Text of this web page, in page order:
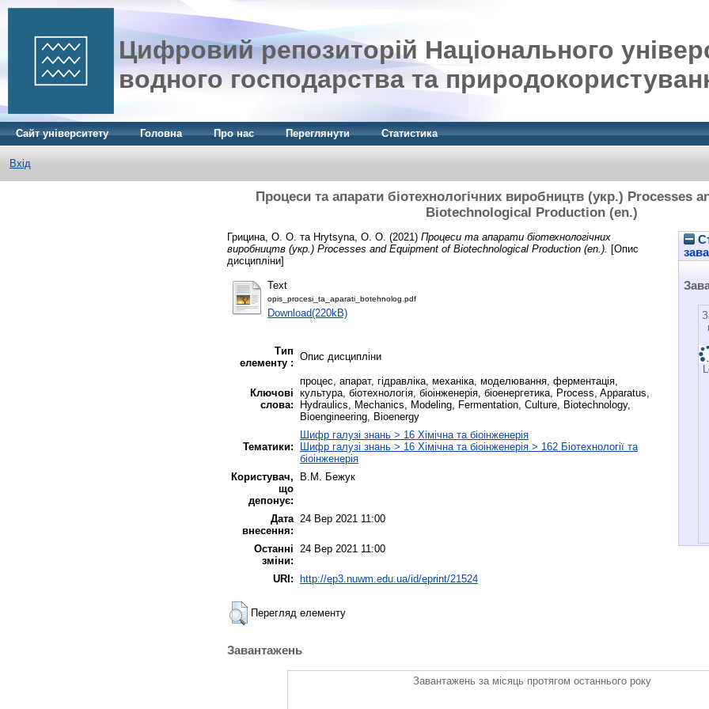
Цифровий репозиторій Національного
водного господарства та
Сайт університету Головна Про нас Переглянути Статистика
Вхід
Процеси та апарати біотехнологічних виробництв (укр.) Processes
Biotechnological Production (en.)
Грицина, О. О. та Hrytsyna, O. O. (2021) Процеси та апарати біотехнологічних
виробництв (укр.) Processes and Equipment of Biotechnological Production (en.).
[Опис
дисципліни]
Text
opis_procesi_ta_aparati_botehnolog.pdf
Download(220kB)
Тип
елементу :
Опис дисципліни
Ключові
слова:
процес, апарат, гідравліка, механіка, моделювання, ферментація,
культура, біотехнологія, біоінженерія, біоенергетика, Process, Apparatus,
Hydraulics, Mechanics, Modeling, Fermentation, Culture, Biotechnology,
Bioengineering, Bioenergy
Тематики:
Шифр галузі знань > 16 Хімічна та біоінженерія
Шифр галузі знань > 16 Хімічна та біоінженерія > 162 Біотехнології та
біоінженерія
Користувач,
що
депонує:
В.М. Бежук
Дата
внесення:
24 Вер 2021 11:00
Останні
зміни:
24 Вер 2021 11:00
URI: http://ep3.nuwm.edu.ua/id/eprint/21524
Перегляд елементу
Завантажень
Завантажень за місяць протягом останнього року